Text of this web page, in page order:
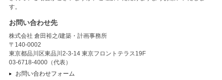
す。
お問い合わせ先
株式会社 倉田裕之/建築・計画事務所
〒140-0002
東京都品川区東品川2-3-14 東京フロントテラス19F
03-6718-4000（代表）
お問い合わせフォーム